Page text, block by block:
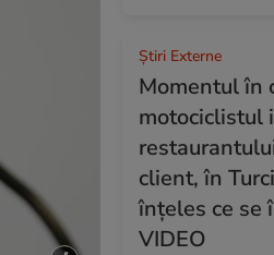
Știri Externe
Momentul în
motociclistul
client, în
înțeles ce se
VIDEO